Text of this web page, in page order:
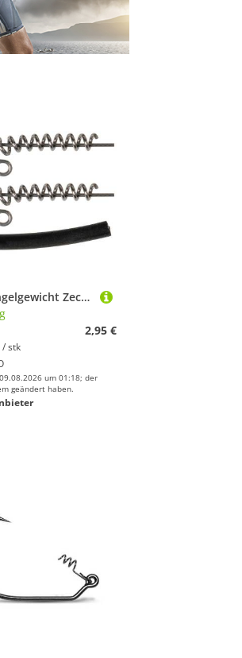
Zeck Fishing Angelgewicht Zeck Softbait Screw - 2 Schraubspiralen
2,95 €
/ stk
um 01:18; der
geändert haben.